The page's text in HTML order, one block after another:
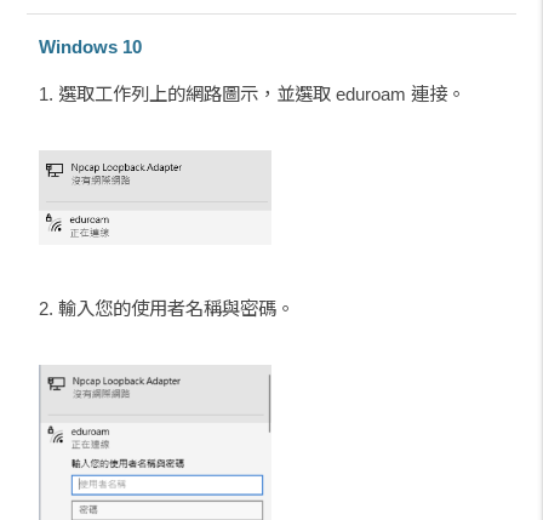
Windows 10
1. 選取工作列上的網路圖示，並選取 eduroam 連接。
2. 輸入您的使用者名稱與密碼。